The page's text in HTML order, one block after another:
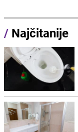
/ Najčitanije